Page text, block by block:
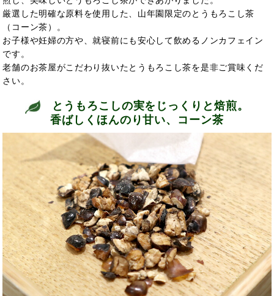
厳選した明確な原料を使用した、山年園限定のとうもろこし茶
（コーン茶）。
お子様や妊婦の方や、就寝前にも安心して飲めるノンカフェイン
です。
老舗のお茶屋がこだわり抜いたとうもろこし茶を是非ご賞味くだ
さい。
とうもろこしの実をじっくりと焙煎。
香ばしくほんのり甘い、コーン茶